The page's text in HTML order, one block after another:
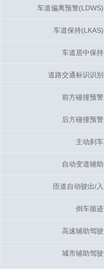
车道偏离预警(LDWS)
车道保持(LKAS)
车道居中保持
道路交通标识识别
前方碰撞预警
后方碰撞预警
主动刹车
自动变道辅助
匝道自动驶出/入
倒车循迹
高速辅助驾驶
城市辅助驾驶
车道偏离预警(LDWS)
车道保持(LKAS)
车道居中保持
道路交通标识识别
前方碰撞预警
后方碰撞预警
主动刹车
自动变道辅助
匝道自动驶出/入
倒车循迹
高速辅助驾驶
城市辅助驾驶